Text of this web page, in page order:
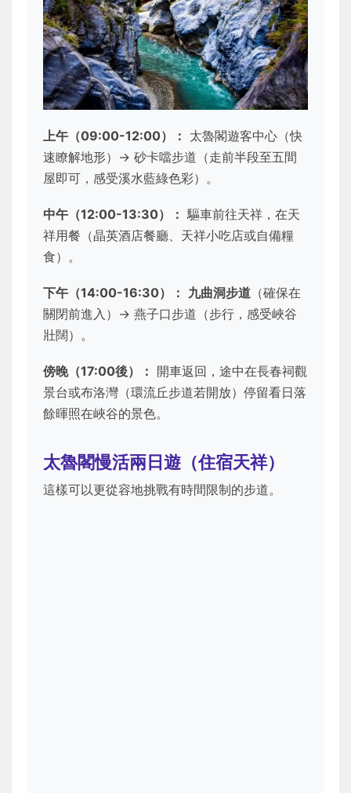
上午（09:00-12:00）： 太魯閣遊客中心（快
速瞭解地形）→ 砂卡噹步道（走前半段至五間
屋即可，感受溪水藍綠色彩）。
中午（12:00-13:30）： 驅車前往天祥，在天
祥用餐（晶英酒店餐廳、天祥小吃店或自備糧
食）。
下午（14:00-16:30）： 九曲洞步道 （確保在
關閉前進入）→ 燕子口步道（步行，感受峽谷
壯闊）。
傍晚（17:00後）： 開車返回，途中在長春祠觀
景台或布洛灣（環流丘步道若開放）停留看日落
餘暉照在峽谷的景色。
太魯閣慢活兩日遊（住宿天祥）
這樣可以更從容地挑戰有時間限制的步道。